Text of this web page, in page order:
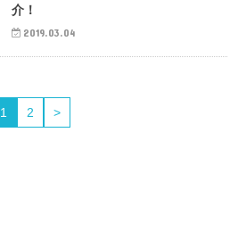
介！
2019.03.04
1 2 >